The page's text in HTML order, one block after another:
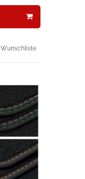
Wunschliste